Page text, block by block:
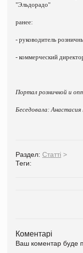
"Эльдорадо"
ранее:
- руководитель
- коммерческий
Портал розничной и
Беседовала:
Раздел: Статті >
Теги:
Коментарі
Ваш коментар буде